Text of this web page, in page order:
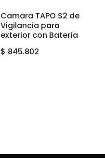
Camara TAPO S2 de
Vigilancia para
exterior con Batería
$ 845.802